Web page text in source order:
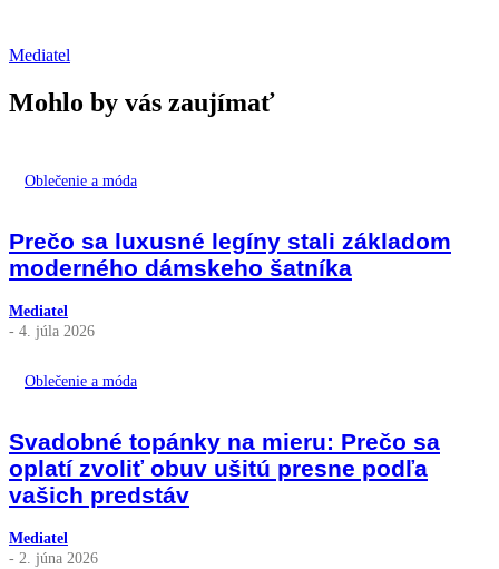
Mediatel
Mohlo by vás zaujímať
Oblečenie a móda
Prečo sa luxusné legíny stali základom
moderného dámskeho šatníka
Mediatel
- 4. júla 2026
Oblečenie a móda
Svadobné topánky na mieru: Prečo sa
oplatí zvoliť obuv ušitú presne podľa
vašich predstáv
Mediatel
- 2. júna 2026